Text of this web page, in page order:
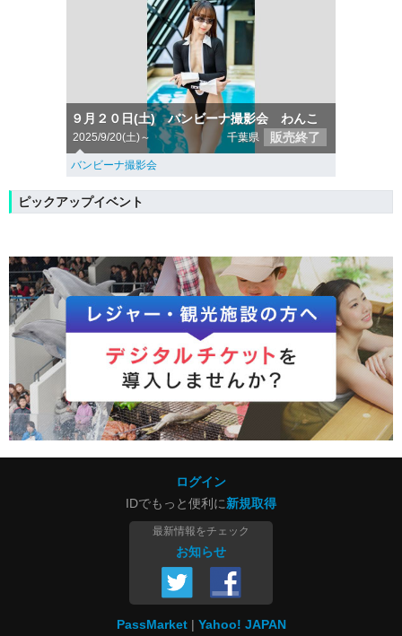
９月２０日(土) バンビーナ撮影会 わんこ
2025/9/20(土)～ 千葉県 販売終了
バンビーナ撮影会
ピックアップイベント
ログイン
IDでもっと便利に新規取得
最新情報をチェック
お知らせ
PassMarket Yahoo! JAPAN